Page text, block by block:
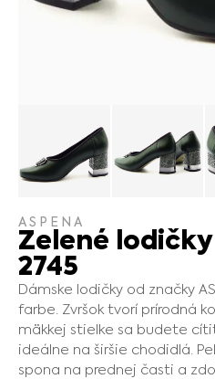
ASPENA
Zelené lodičky
2745
Dámske lodičky od značky
farbe. Zvršok tvorí prírodná
mäkkej stielke sa budete
ideálne na širšie chodidlá.
spona na prednej časti a